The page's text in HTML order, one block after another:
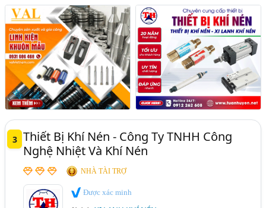
3 Thiết Bị Khí Nén - Công Ty TNHH Công
Nghệ Nhiệt Và Khí Nén
NHÀ TÀI TRỢ
Được xác minh